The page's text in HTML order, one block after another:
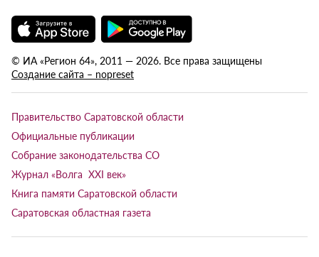
© ИА «Регион 64», 2011 — 2026. Все права защищены
Создание сайта – nopreset
Правительство Саратовской области
Официальные публикации
Собрание законодательства СО
Журнал «Волга XXI век»
Книга памяти Саратовской области
Саратовская областная газета